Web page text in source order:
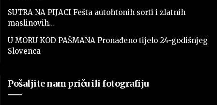
SUTRA NA PIJACI Fešta autohtonih sorti i zlatnih
maslinovih…
U MORU KOD PAŠMANA Pronađeno tijelo 24-godišnjeg
Slovenca
Pošaljite nam priču ili fotografiju